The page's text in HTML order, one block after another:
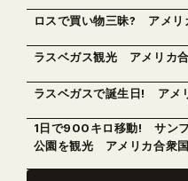
ロスで買い物三昧? アメリ
ラスベガス観光 アメリカ
ラスベガスで誕生日! アメ
1日で900キロ移動! サン
公園を観光 アメリカ合衆